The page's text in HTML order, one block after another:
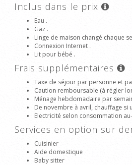
Inclus dans le prix
Eau .
Gaz .
Linge de maison changé chaque
Connexion Internet .
Lit pour bébé .
Frais supplémentaires
Taxe de séjour par personne et
Caution remboursable (à régler
Ménage hebdomadaire par
De novembre à avril, chauffage si
Electricité selon consommation
Services en option sur
Cuisinier
Aide domestique
Baby sitter